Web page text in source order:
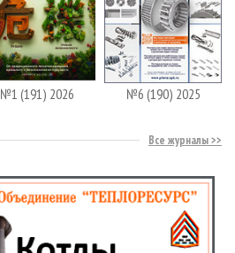
№1 (191) 2026 №6 (190) 2025
Все журналы